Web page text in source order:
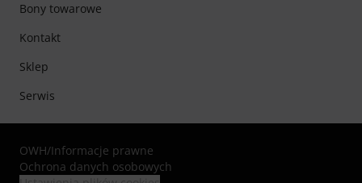
Bony towarowe
Kontakt
Sklep
Serwis
OWH/Informacje prawne
Ochrona danych osobowych